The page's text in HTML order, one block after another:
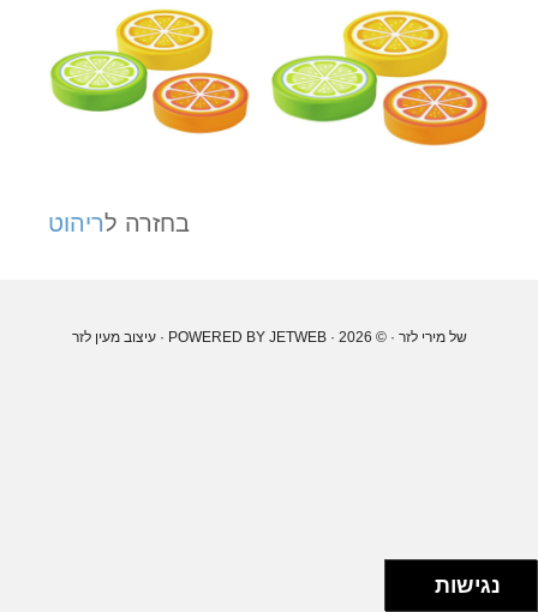
בחזרה לריהוט
של מירי לזר · © 2026 · POWERED BY
JETWEB · עיצובמעין לזר
נגישות